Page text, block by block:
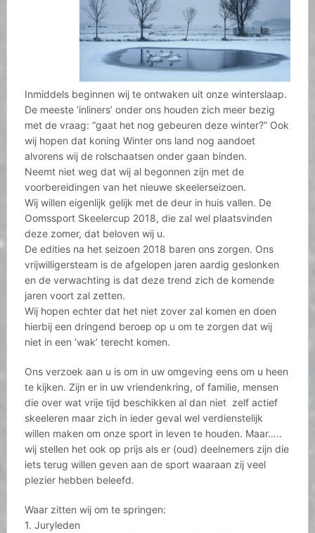
Inmiddels beginnen wij te ontwaken uit onze winterslaap.
De meeste ‘inliners’ onder ons houden zich meer bezig
met de vraag: “gaat het nog gebeuren deze winter?” Ook
wij hopen dat koning Winter ons land nog aandoet
alvorens wij de rolschaatsen onder gaan binden.
Neemt niet weg dat wij al begonnen zijn met de
voorbereidingen van het nieuwe skeelerseizoen.
Wij willen eigenlijk gelijk met de deur in huis vallen. De
Oomssport Skeelercup 2018, die zal wel plaatsvinden
deze zomer, dat beloven wij u.
De edities na het seizoen 2018 baren ons zorgen. Ons
vrijwilligersteam is de afgelopen jaren aardig geslonken
en de verwachting is dat deze trend zich de komende
jaren voort zal zetten.
Wij hopen echter dat het niet zover zal komen en doen
hierbij een dringend beroep op u om te zorgen dat wij
niet in een ‘wak’ terecht komen.
Ons verzoek aan u is om in uw omgeving eens om u heen
te kijken. Zijn er in uw vriendenkring, of familie, mensen
die over wat vrije tijd beschikken al dan niet zelf actief
skeeleren maar zich in ieder geval wel verdienstelijk
willen maken om onze sport in leven te houden. Maar…..
wij stellen het ook op prijs als er (oud) deelnemers zijn die
iets terug willen geven aan de sport waaraan zij veel
plezier hebben beleefd.
Waar zitten wij om te springen:
1. Juryleden